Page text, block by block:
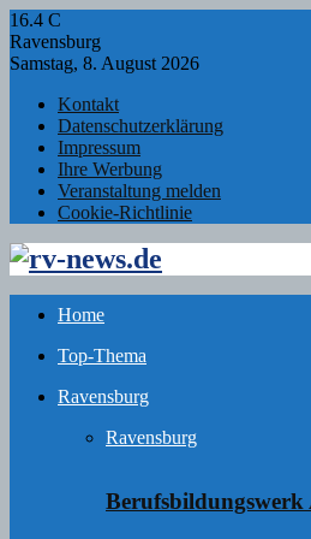
16.4 C
Ravensburg
Samstag, 8. August 2026
Kontakt
Datenschutzerklärung
Impressum
Ihre Werbung
Veranstaltung melden
Cookie-Richtlinie
Facebook
Twitter
Instagram
Email
Rss
Home
Top-Thema
Ravensburg
Ravensburg
Berufsbildungswerk